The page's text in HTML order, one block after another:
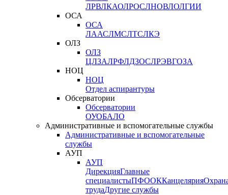
ЛРВЛКАОЛРОСЛНОВЛОЛГИИ
ОСА
ОСА
ЛААСЛМСЛТСЛКЭ
ОЛЗ
ОЛЗ
ЦЛЗАЛРФЛДЗОСЛРЭВГОЗА
НОЦ
НОЦ
Отдел аспирантуры
Обсерватории
Обсерватории
ОУОБАЛО
Административные и вспомогательные службы
Административные и вспомогательные
службы
АУП
АУП
ДирекцияГлавные
специалистыПФООККанцелярия
трудаДругие службы